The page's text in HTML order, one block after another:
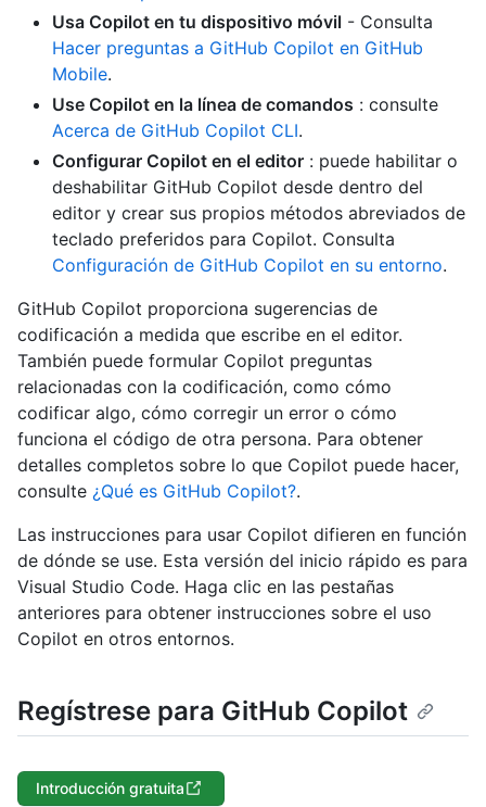
Usa Copilot en tu dispositivo móvil - Consulta
Hacer preguntas a GitHub Copilot en GitHub
Mobile.
Use Copilot en la línea de comandos : consulte
Acerca de GitHub Copilot CLI.
Configurar Copilot en el editor : puede habilitar o
deshabilitar GitHub Copilot desde dentro del
editor y crear sus propios métodos abreviados de
teclado preferidos para Copilot. Consulta
Configuración de GitHub Copilot en su entorno.
GitHub Copilot proporciona sugerencias de
codificación a medida que escribe en el editor.
También puede formular Copilot preguntas
relacionadas con la codificación, como cómo
codificar algo, cómo corregir un error o cómo
funciona el código de otra persona. Para obtener
detalles completos sobre lo que Copilot puede hacer,
consulte ¿Qué es GitHub Copilot?.
Las instrucciones para usar Copilot difieren en función
de dónde se use. Esta versión del inicio rápido es para
Visual Studio Code. Haga clic en las pestañas
anteriores para obtener instrucciones sobre el uso
Copilot en otros entornos.
Regístrese para GitHub Copilot
Introducción gratuita